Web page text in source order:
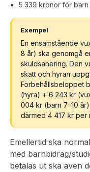
5 339 kronor för barn
Exempel
En ensamstående
8 år) ska genomgå
skuldsanering. Den
skatt och hyran
Förbehållsbeloppet
(hyra) + 6 243 kr
004 kr (barn 7–10
därmed 4 417 kr per
Emellertid ska
med barnbidrag/
betalas ut ska även